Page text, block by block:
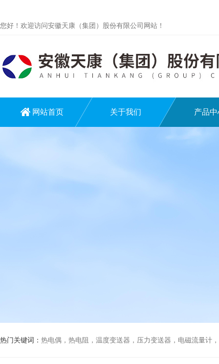
您好！欢迎访问安徽天康（集团）股份有限公司网站！
网站首页 关于我们 产品中
热门关键词： 热电偶，热电阻，温度变送器，压力变送器，电磁流量计，